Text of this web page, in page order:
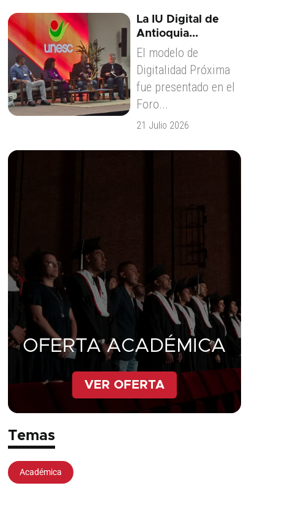
La IU Digital de
Antioquia...
El modelo de
Digitalidad Próxima
fue presentado en el
Foro...
21 Julio 2026
OFERTA ACADÉMICA
VER OFERTA
Temas
Académica